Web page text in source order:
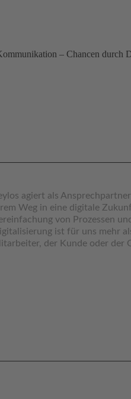
– Chancen
agiert als
Weg in eine digitale
von Prozessen
ist für uns mehr
der Kunde oder der